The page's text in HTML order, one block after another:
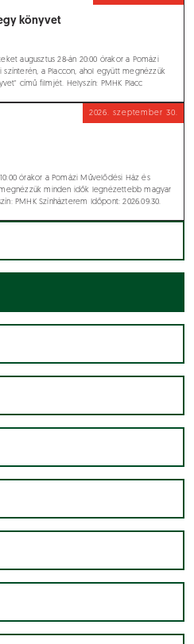
könyvet
augusztus 28-án 20:00 órakor a Pomázi
a Placcon, ahol együtt megnézzük
című filmjét. Helyszín: PMHK Placc
szeptember 30.
2026.
órakor a Pomázi Művelődési Ház és
minden idők legnézettebb magyar
PMHK Színházterem Időpont: 2026.09.30.